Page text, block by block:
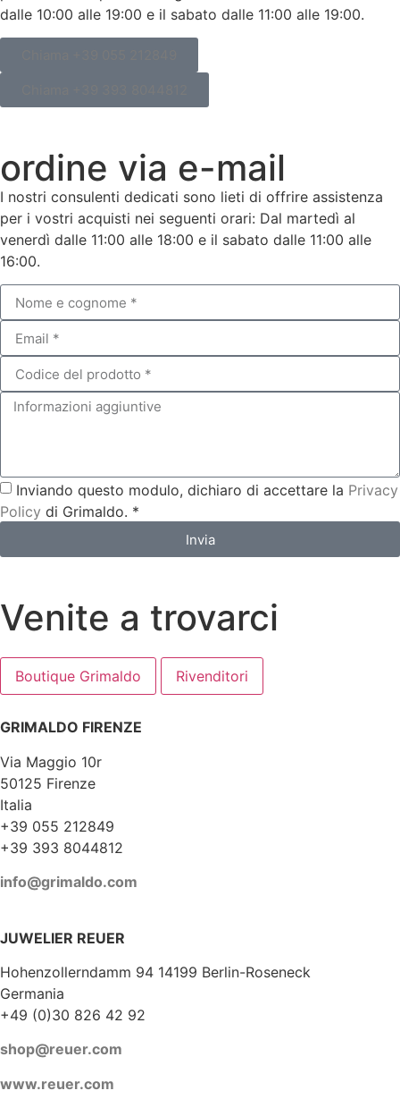
dalle 10:00 alle 19:00 e il sabato dalle 11:00 alle 19:00.
ordine via e-mail
I nostri consulenti dedicati sono lieti di offrire assistenza
per i vostri acquisti nei seguenti orari: Dal martedì al
venerdì dalle 11:00 alle 18:00 e il sabato dalle 11:00 alle
16:00.
Inviando questo modulo, dichiaro di accettare la Privacy
Policy di Grimaldo. *
Invia
Venite a trovarci
Boutique Grimaldo Rivenditori
GRIMALDO FIRENZE
Via Maggio 10r
50125 Firenze
Italia
+39 055 212849
+39 393 8044812
info@grimaldo.com
JUWELIER REUER
Hohenzollerndamm 94 14199 Berlin-Roseneck
Germania
+49 (0)30 826 42 92
shop@reuer.com
www.reuer.com